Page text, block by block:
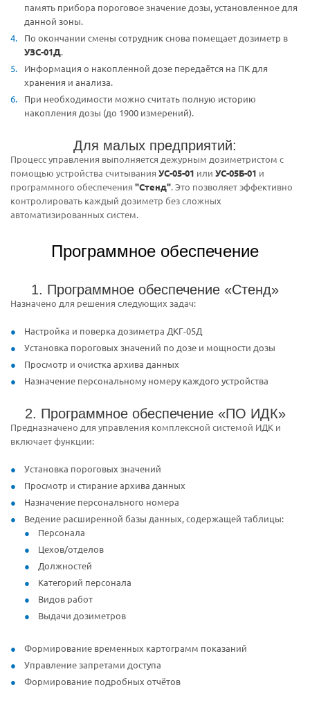
память прибора пороговое значение дозы, установленное для
данной зоны.
По окончании смены сотрудник снова помещает дозиметр в
УЗС-01Д.
Информация о накопленной дозе передаётся на ПК для
хранения и анализа.
При необходимости можно считать полную историю
накопления дозы (до 1900 измерений).
Для малых предприятий:
Процесс управления выполняется дежурным дозиметристом с
помощью устройства считывания УС-05-01 или УС-05Б-01 и
программного обеспечения "Стенд". Это позволяет эффективно
контролировать каждый дозиметр без сложных
автоматизированных систем.
Программное обеспечение
1. Программное обеспечение «Стенд»
Назначено для решения следующих задач:
Настройка и поверка дозиметра ДКГ-05Д
Установка пороговых значений по дозе и мощности дозы
Просмотр и очистка архива данных
Назначение персональному номеру каждого устройства
2. Программное обеспечение «ПО ИДК»
Предназначено для управления комплексной системой ИДК и
включает функции:
Установка пороговых значений
Просмотр и стирание архива данных
Назначение персонального номера
Ведение расширенной базы данных, содержащей таблицы:
Персонала
Цехов/отделов
Должностей
Категорий персонала
Видов работ
Выдачи дозиметров
Формирование временных картограмм показаний
Управление запретами доступа
Формирование подробных отчётов